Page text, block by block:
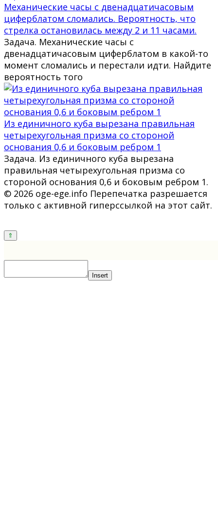
Механические часы с двенадцатичасовым
циферблатом сломались. Вероятность, что
стрелка остановилась между 2 и 11 часами.
Задача. Механические часы с
двенадцатичасовым циферблатом в какой-то
момент сломались и перестали идти. Найдите
вероятность того
Из единичного куба вырезана правильная
четырехугольная призма со стороной
основания 0,6 и боковым ребром 1
Задача. Из единичного куба вырезана
правильная четырехугольная призма со
стороной основания 0,6 и боковым ребром 1.
© 2026 oge-ege.info Перепечатка разрешается
только с активной гиперссылкой на этот сайт.
Insert